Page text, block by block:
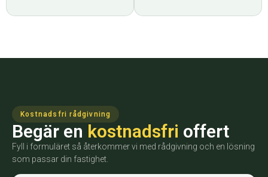
Kostnadsfri rådgivning
Begär en kostnadsfri offert
Fyll i formuläret så återkommer vi med rådgivning och en lösning
som passar din fastighet.